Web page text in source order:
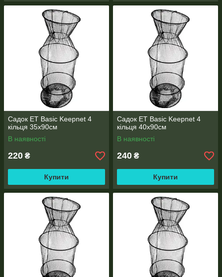
Садок ET Basic Keepnet 4
кільця 35х90см
В наявності
220 ₴
Купити
Садок ET Basic Keepnet 4
кільця 40х90см
В наявності
240 ₴
Купити